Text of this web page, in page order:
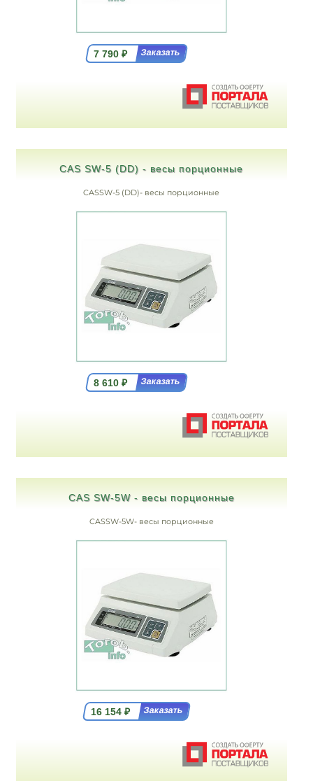
7 790₽
CAS SW-5 (DD) - весы порционные
CASSW-5 (DD)- весы порционные
8 610₽
CAS SW-5W - весы порционные
CASSW-5W- весы порционные
16 154₽